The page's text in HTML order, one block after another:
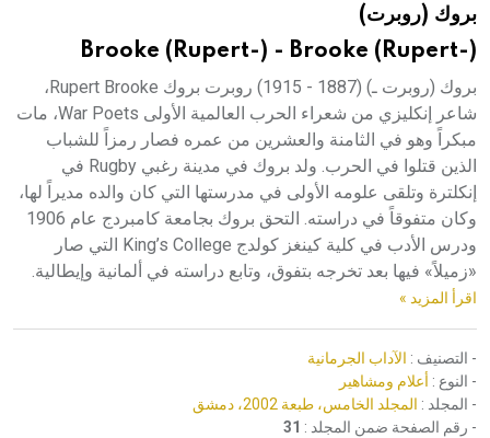
هيئة الموسوعة العربية تطلق موسوعات جديدة في عام 2026بروك (روبرت)
Brooke (Rupert-) - Brooke (Rupert-)
بروك (روبرت ـ) (1887 - 1915) روبرت بروك Rupert Brooke،
شاعر إنكليزي من شعراء الحرب العالمية الأولى War Poets، مات
مبكراً وهو في الثامنة والعشرين من عمره فصار رمزاً للشباب
الذين قتلوا في الحرب. ولد بروك في مدينة رغبي Rugby في
إنكلترة وتلقى علومه الأولى في مدرستها التي كان والده مديراً لها،
وكان متفوقاً في دراسته. التحق بروك بجامعة كامبردج عام 1906
ودرس الأدب في كلية كينغز كولدج King’s College التي صار
«زميلاً» فيها بعد تخرجه بتفوق، وتابع دراسته في ألمانية وإيطالية.
اقرأ المزيد »
- التصنيف : الآداب الجرمانية
- النوع : أعلام ومشاهير
- المجلد : المجلد الخامس، طبعة 2002، دمشق
- رقم الصفحة ضمن المجلد : 31